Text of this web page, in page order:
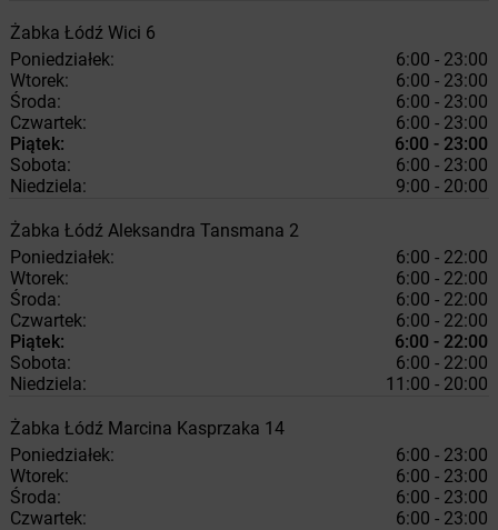
Żabka Łódź Wici 6
Poniedziałek:
6:00 - 23:00
Wtorek:
6:00 - 23:00
Środa:
6:00 - 23:00
Czwartek:
6:00 - 23:00
Piątek:
6:00 - 23:00
Sobota:
6:00 - 23:00
Niedziela:
9:00 - 20:00
Żabka Łódź Aleksandra Tansmana 2
Poniedziałek:
6:00 - 22:00
Wtorek:
6:00 - 22:00
Środa:
6:00 - 22:00
Czwartek:
6:00 - 22:00
Piątek:
6:00 - 22:00
Sobota:
6:00 - 22:00
Niedziela:
11:00 - 20:00
Żabka Łódź Marcina Kasprzaka 14
Poniedziałek:
6:00 - 23:00
Wtorek:
6:00 - 23:00
Środa:
6:00 - 23:00
Czwartek:
6:00 - 23:00